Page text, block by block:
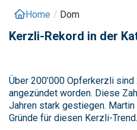
Home / Dom
Kerzli-Rekord in der
Über 200’000 Opferkerzli
angezündet worden. Diese
Jahren stark gestiegen.
Gründe für diesen Kerzli-Trend.